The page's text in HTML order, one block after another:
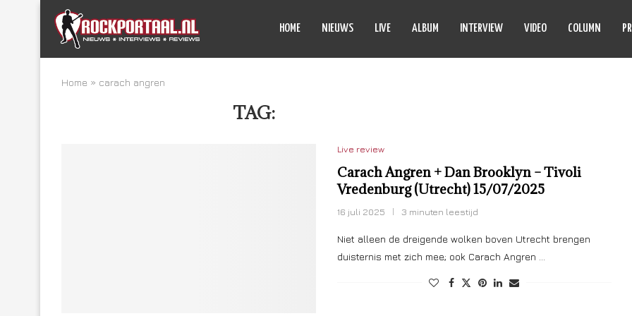
HOME NIEUWS LIVE ALBUM INTERVIEW VIDEO COLUMN
Home » carach angren
TAG:
Live review
Carach Angren + Dan Brooklyn – Tivoli
Vredenburg (Utrecht) 15/07/2025
16 juli 2025 3 minuten leestijd
Niet alleen de dreigende wolken boven Utrecht brengen
duisternis met zich mee; ook Carach Angren …